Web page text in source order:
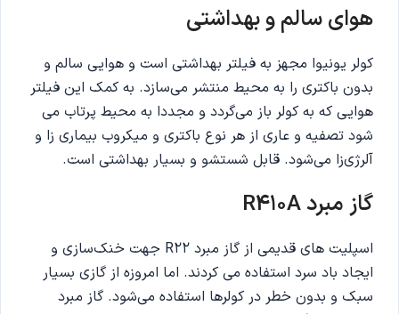
هوای سالم و بهداشتی
کولر یونیوا مجهز به فیلتر بهداشتی است و هوایی سالم و
بدون باکتری را به محیط منتشر می‌سازد. به کمک این فیلتر
هوایی که به کولر باز می‌گردد و مجددا به محیط پرتاب می
شود تصفیه و عاری از هر نوع باکتری و میکروب بیماری زا و
آلرژی‌زا می‌شود. قابل شستشو و بسیار بهداشتی است.
گاز مبرد R410A
اسپلیت های قدیمی از گاز مبرد R22 جهت خنک‌سازی و
ایجاد باد سرد استفاده می کردند. اما امروزه از گازی بسیار
سبک و بدون خطر در کولرها استفاده می‌شود. گاز مبرد